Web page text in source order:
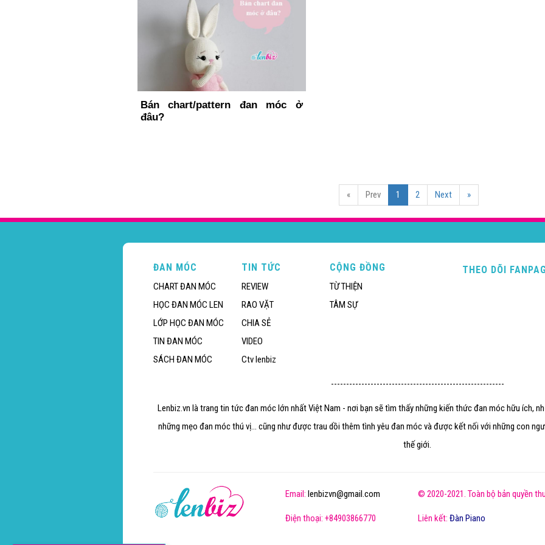
Bán chart/pattern đan móc ở
đâu?
« Prev 1 2 Next »
ĐAN MÓC
CHART ĐAN MÓC
HỌC ĐAN MÓC LEN
LỚP HỌC ĐAN MÓC
TIN ĐAN MÓC
SÁCH ĐAN MÓC
TIN TỨC
REVIEW
RAO VẶT
CHIA SẺ
VIDEO
Ctv lenbiz
CỘNG ĐỒNG
TỪ THIỆN
TÂM SỰ
THEO DÕI
---------------------------------------------------------
Lenbiz.vn là trang tin tức đan móc lớn nhất Việt Nam - nơi bạn sẽ tìm thấy những kiến thức đan móc hữu ích,
những mẹo đan móc thú vị... cũng như được trau dồi thêm tình yêu đan móc và được kết nối với những con
thế giới.
Email:lenbizvn@gmail.com
Điện thoại: +84903866770
© 2020-2021. Toàn bộ bản quyền
Liên kết:Đàn Piano